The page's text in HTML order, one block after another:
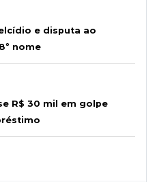
e disputa ao
nome
R$ 30 mil em golpe